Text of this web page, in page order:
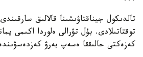
***
تالدىكول جيناقتاۋىشىنا قالالىق
توقتاتىلادى. بۇل تۋرالى ەلوردا اكىمى
كەزەكتى حالىققا ەسەپ بەرۋ كەزدەسۋىندە